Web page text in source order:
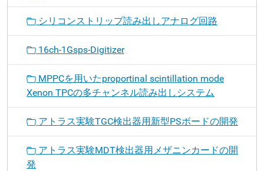
シリコンストリップ読み出しアナログ回路
16ch-1Gsps-Digitizer
MPPCを用いたproportinal scintillation mode
Xenon TPCの多チャンネル読み出しシステム
アトラス実験TGC検出器用新型PSボードの開発
アトラス実験MDT検出器用メザニンカードの開
発